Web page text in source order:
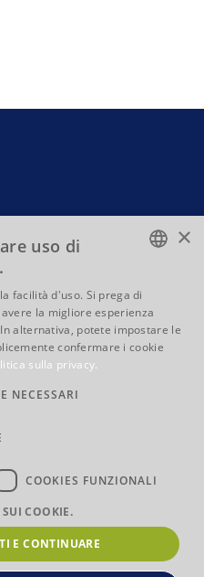
Competenze
ENGLISH
FRENCH
×
uso di
facilità d'uso. Si prega di
la migliore esperienza
alternativa, potete impostare le
confermare i cookie
sulla privacy.
NECESSARI
COOKIES FUNZIONALI
COOKIE.
E CONTINUARE